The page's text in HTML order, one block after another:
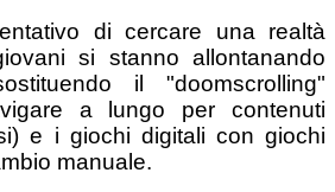
di cercare una realtà
si stanno allontanando
il "doomscrolling"
a lungo per contenuti
e i giochi digitali con giochi
manuale.